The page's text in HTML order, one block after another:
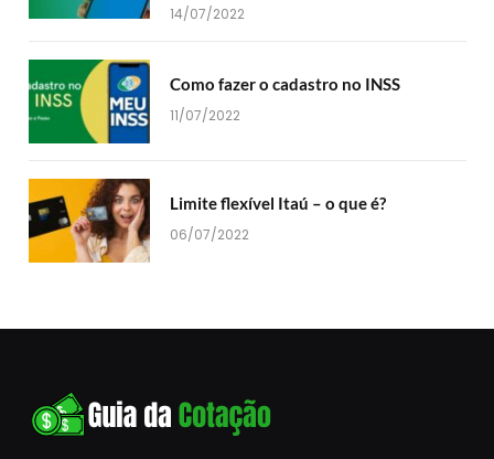
14/07/2022
Como fazer o cadastro no INSS
11/07/2022
Limite flexível Itaú – o que é?
06/07/2022